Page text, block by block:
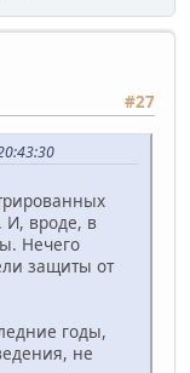
#27
И, вроде, в
Нечего
защиты от
годы,
не